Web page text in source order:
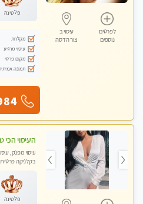
לפרטים
נוספים
עיסוי ב
צור הדסה
פלטינה
מקלחת
עיסוי מרגיע
מקום פרטי
תמונה
עיסוי מפנק,
בקלניקה
פלטינה